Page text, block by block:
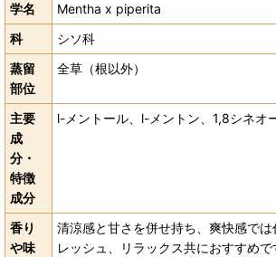
学名
Mentha x piperita
科
シソ科
蒸留
部位
全草（根以外）
主要
成
分・
特徴
成分
l-メントール、l-メントン、1,8シネオ
香り
や味
清涼感と甘さを併せ持ち、爽快感で
レッシュ、リラックス共におすすめで